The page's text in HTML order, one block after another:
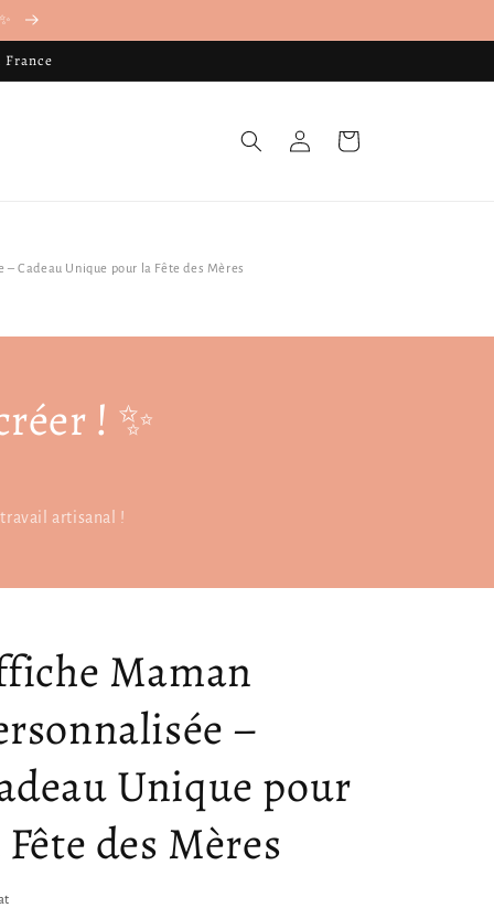
Connexion Panier
Cadeau Unique pour la Fête des Mères
! ✨
artisanal !
Maman
–
Unique pour
des Mères